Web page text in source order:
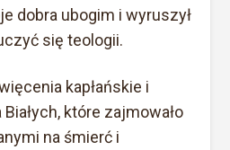
dobra ubogim i wyruszył
się teologii.
kapłańskie i
które zajmowało
na śmierć i